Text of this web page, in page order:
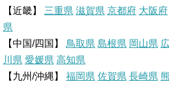
s
t
k
【近畿】 三重県 滋賀県 京都府 大阪府
県
【中国/四国】 鳥取県 島根県 岡山県
川県 愛媛県 高知県
【九州/沖縄】 福岡県 佐賀県 長崎県